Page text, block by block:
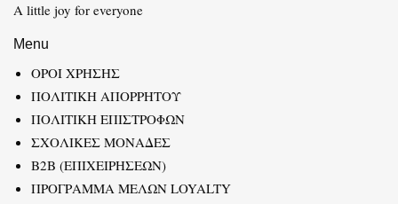
A little joy for everyone
Menu
ΟΡΟΙ ΧΡΗΣΗΣ
ΠΟΛΙΤΙΚΗ ΑΠΟΡΡΗΤΟΥ
ΠΟΛΙΤΙΚΗ ΕΠΙΣΤΡΟΦΩΝ
ΣΧΟΛΙΚΕΣ ΜΟΝΑΔΕΣ
B2B (ΕΠΙΧΕΙΡΗΣΕΩΝ)
ΠΡΟΓΡΑΜΜΑ ΜΕΛΩΝ LOYALTY